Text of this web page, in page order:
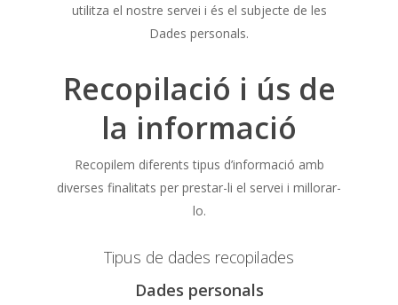
utilitza el nostre servei i és el subjecte de les
Dades personals.
Recopilació i ús de
la informació
Recopilem diferents tipus d’informació amb
diverses finalitats per prestar-li el servei i millorar-
lo.
Tipus de dades recopilades
Dades personals